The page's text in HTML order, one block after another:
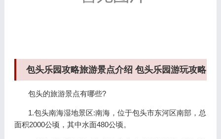
包头乐园攻略旅游景点介绍 包头乐园游玩攻略
包头的旅游景点有哪些?
1.包头南海湿地景区:南海，位于包头市东河区南部，总
面积2000公顷，其中水面480公顷。